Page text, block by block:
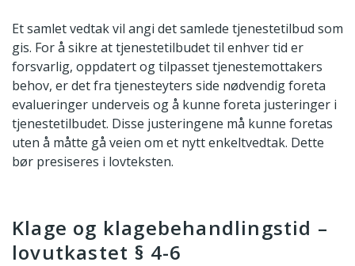
Et samlet vedtak vil angi det samlede tjenestetilbud som
gis. For å sikre at tjenestetilbudet til enhver tid er
forsvarlig, oppdatert og tilpasset tjenestemottakers
behov, er det fra tjenesteyters side nødvendig foreta
evalueringer underveis og å kunne foreta justeringer i
tjenestetilbudet. Disse justeringene må kunne foretas
uten å måtte gå veien om et nytt enkeltvedtak. Dette
bør presiseres i lovteksten.
Klage og klagebehandlingstid –
lovutkastet § 4-6